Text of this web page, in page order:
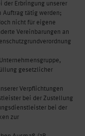
der Erbringung unserer
Auftrag tätig werden;
nicht für eigene
Vereinbarungen an
gesetzlicher
Verpflichtungen
bei der Zustellung
bei der
zur